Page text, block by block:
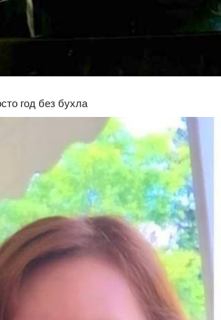
год без бухла